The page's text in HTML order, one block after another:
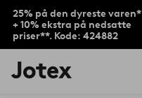
25% på den dyreste varen*
+ 10% ekstra på nedsatte
priser**. Kode: 424882
Jotex’
logo